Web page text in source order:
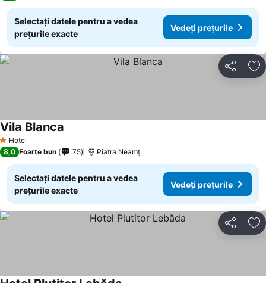
Selectați datele pentru a vedea
prețurile exacte
Vedeți prețurile
Distribuiți
1 Stele
Hotel
Vila Blanca
8,0 Foarte bun 75 Piatra Neamț
Selectați datele pentru a vedea
prețurile exacte
Vedeți prețurile
Distribuiți